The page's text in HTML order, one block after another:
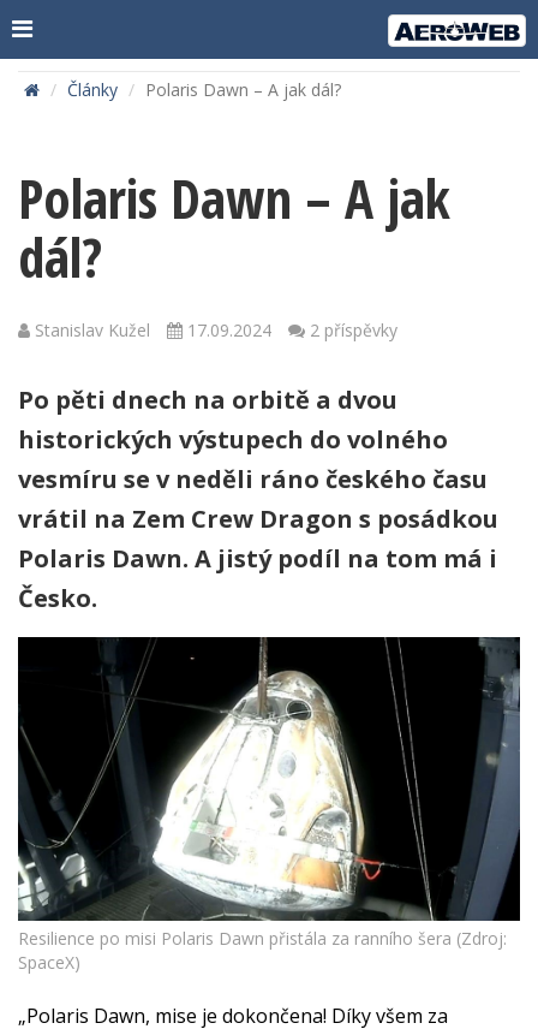
Články Polaris Dawn – A jak dál?
Polaris Dawn – A jak
dál?
Stanislav Kužel 17.09.2024 2 příspěvky
Po pěti dnech na orbitě a dvou
historických výstupech do volného
vesmíru se v neděli ráno českého času
vrátil na Zem Crew Dragon s posádkou
Polaris Dawn. A jistý podíl na tom má i
Česko.
Resilience po misi Polaris Dawn přistála za ranního šera (Zdroj:
SpaceX)
„Polaris Dawn, mise je dokončena! Díky všem za